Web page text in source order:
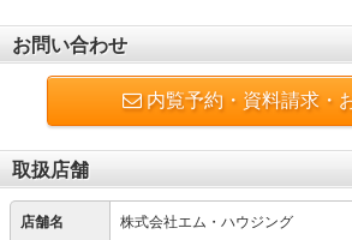
お問い合わせ
内覧予約・資料請求・
取扱店舗
店舗名 株式会社エム・ハウジング